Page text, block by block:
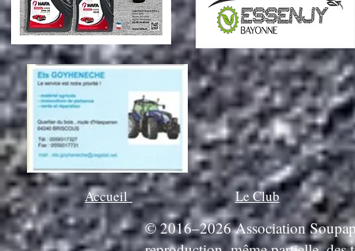
Accueil Le Club
© 2016–2026 Association